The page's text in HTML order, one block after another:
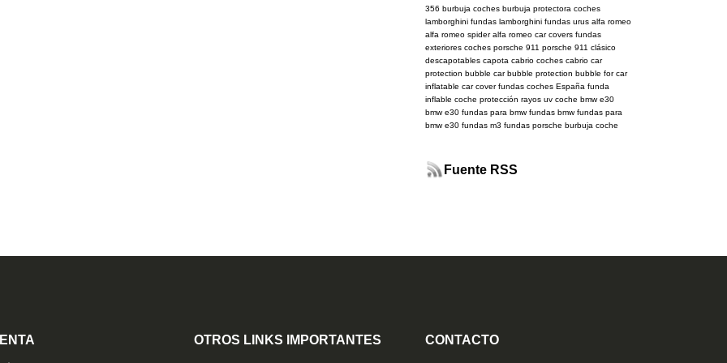
356 burbuja coches burbuja protectora coches
lamborghini fundas lamborghini fundas urus alfa romeo
alfa romeo spider alfa romeo car covers fundas
exteriores coches porsche 911 porsche 911 clásico
descapotables capota cabrio coches cabrio car
protection bubble car bubble protection bubble for car
inflatable car cover fundas coches España funda
inflable coche protección rayos uv coche bmw e30
bmw e30 fundas para bmw fundas bmw fundas para
bmw e30 fundas m3 fundas porsche burbuja coche
Fuente RSS
OTROS LINKS IMPORTANTES CONTACTO